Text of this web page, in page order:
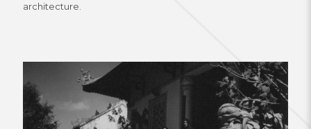
architecture.